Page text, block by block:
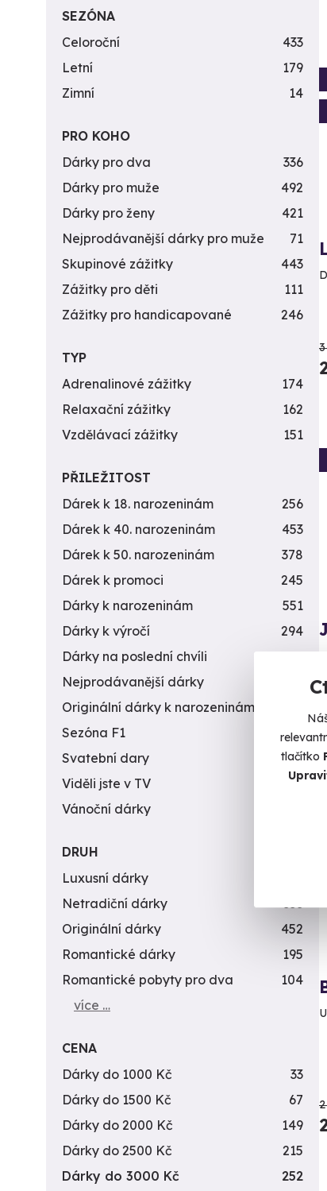
tlačítko
SEZÓNA
Celoroční
433
Letní
179
Zimní
14
PRO KOHO
Dárky pro dva
336
Dárky pro muže
492
Dárky pro ženy
421
Nejprodávanější dárky pro muže
71
Skupinové zážitky
443
Zážitky pro děti
111
Zážitky pro handicapované
246
TYP
Adrenalinové zážitky
174
Relaxační zážitky
162
Vzdělávací zážitky
151
PŘILEŽITOST
Dárek k 18. narozeninám
256
Dárek k 40. narozeninám
453
Dárek k 50. narozeninám
378
Dárek k promoci
245
Dárky k narozeninám
551
Dárky k výročí
294
Dárky na poslední chvíli
450
Nejprodávanější dárky
Originální dárky k narozeninám
Sezóna F1
4
Svatební dary
196
Viděli jste v TV
31
Vánoční dárky
DRUH
Luxusní dárky
Netradiční dárky
353
Originální dárky
452
Romantické dárky
195
Romantické pobyty pro dva
104
více …
CENA
Dárky do 1000 Kč
33
Dárky do 1500 Kč
67
Dárky do 2000 Kč
149
Dárky do 2500 Kč
215
Dárky do 3000 Kč
252